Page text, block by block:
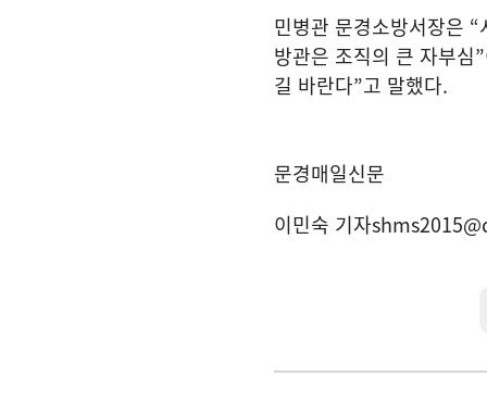
민병관 문경소방서장은 “
방관은 조직의 큰 자부심”
길 바란다”고 말했다.
문경매일신문
이민숙 기자